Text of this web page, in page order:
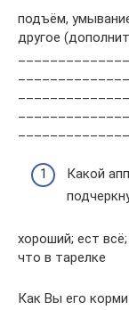
подъём,
другое
Какой
хороший; ест
что в тарелке
Как Вы его